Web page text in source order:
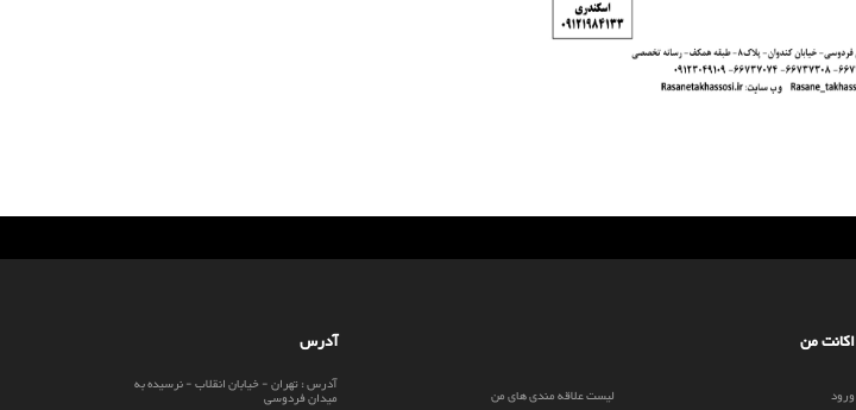
اکانت من
ورود لیست علاقه مندی های من
آدرس
آدرس : تهران - خیابان انقلاب - نرسیده به
میدان فردوسی